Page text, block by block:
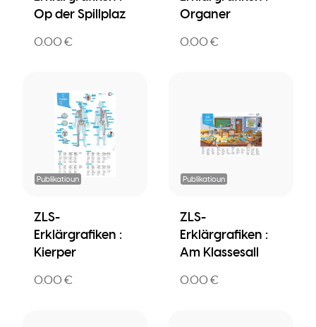
Op der Spillplaz
0.00 €
Organer
0.00 €
Publikatioun
ZLS-
Erklärgrafiken :
Kierper
0.00 €
Publikatioun
ZLS-
Erklärgrafiken :
Am Klassesall
0.00 €